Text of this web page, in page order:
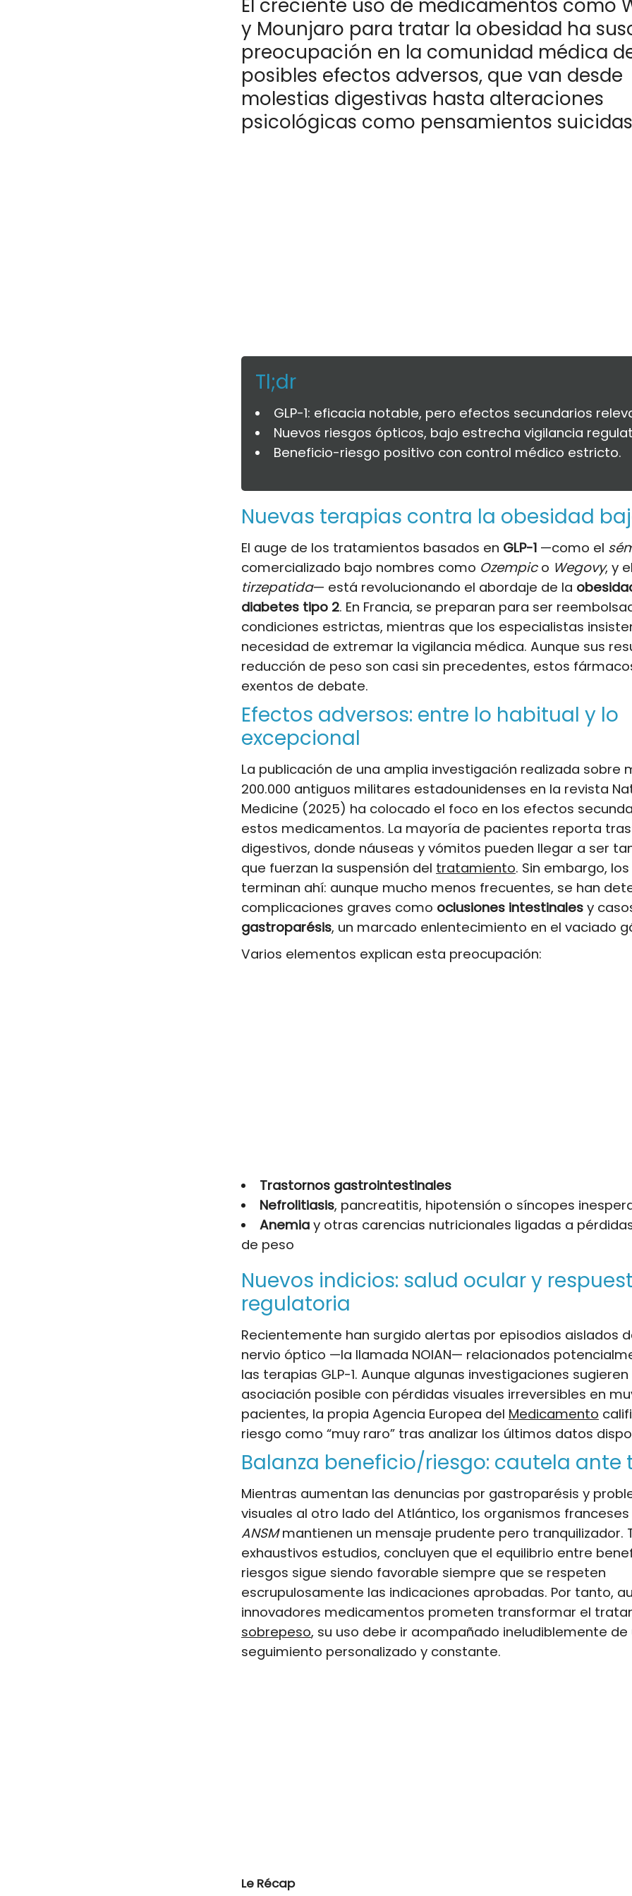
El creciente uso de medicamentos como
y Mounjaro para tratar la obesidad ha
preocupación en la comunidad médica
posibles efectos adversos, que van desde
molestias digestivas hasta alteraciones
psicológicas como pensamientos
Tl;dr
GLP-1: eficacia notable, pero efectos secundarios
Nuevos riesgos ópticos, bajo estrecha vigilancia
Beneficio-riesgo positivo con control médico estricto.
Nuevas terapias contra la obesidad
El auge de los tratamientos basados en GLP-1 —como el
comercializado bajo nombres como Ozempico Wegovy, y el
tirzepatida— está revolucionando el abordaje de la
diabetes tipo 2. En Francia, se preparan para ser
condiciones estrictas, mientras que los especialistas
necesidad de extremar la vigilancia médica. Aunque sus
reducción de peso son casi sin precedentes, estos
exentos de debate.
Efectos adversos: entre lo habitual y lo
excepcional
La publicación de una amplia investigación realizada sobre
200.000 antiguos militares estadounidenses en la revista
Medicine (2025) ha colocado el foco en los efectos
estos medicamentos. La mayoría de pacientes reporta
digestivos, donde náuseas y vómitos pueden llegar a ser
que fuerzan la suspensión del tratamiento. Sin embargo,
terminan ahí: aunque mucho menos frecuentes, se han
complicaciones graves como oclusiones intestinales y
gastroparésis, un marcado enlentecimiento en el vaciado
Varios elementos explican esta preocupación:
Trastornos gastrointestinales
Nefrolitiasis, pancreatitis, hipotensión o síncopes
Anemiay otras carencias nutricionales ligadas a
de peso
Nuevos indicios: salud ocular y
regulatoria
Recientemente han surgido alertas por episodios aislados
nervio óptico —la llamada NOIAN— relacionados
las terapias GLP-1. Aunque algunas investigaciones sugieren
asociación posible con pérdidas visuales irreversibles en
pacientes, la propia Agencia Europea del Medicamento
riesgo como “muy raro” tras analizar los últimos datos
Balanza beneficio/riesgo: cautela ante
Mientras aumentan las denuncias por gastroparésis y
visuales al otro lado del Atlántico, los organismos
ANSMmantienen un mensaje prudente pero tranquilizador.
exhaustivos estudios, concluyen que el equilibrio entre
riesgos sigue siendo favorable siempre que se respeten
escrupulosamente las indicaciones aprobadas. Por tanto,
innovadores medicamentos prometen transformar el
sobrepeso, su uso debe ir acompañado ineludiblemente de
seguimiento personalizado y constante.
Le Récap